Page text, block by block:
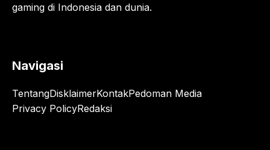
gaming di Indonesia dan dunia.
Navigasi
TentangDisklaimerKontakPedoman Media
Privacy PolicyRedaksi